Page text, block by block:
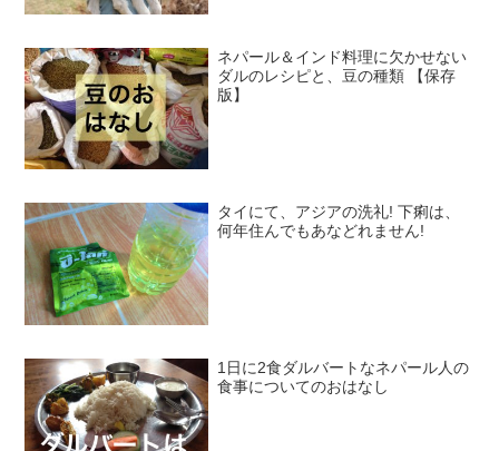
ネパール＆インド料理に欠かせない
ダルのレシピと、豆の種類 【保存
版】
タイにて、アジアの洗礼! 下痢は、
何年住んでもあなどれません!
1日に2食ダルバートなネパール人の
食事についてのおはなし